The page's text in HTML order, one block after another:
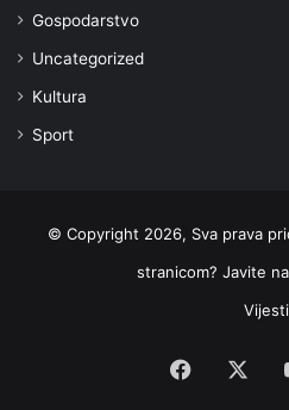
Gospodarstvo
Uncategorized
Kultura
Sport
© Copyright 2026, Sva prava
stranicom? Javite
Vijesti
Facebook